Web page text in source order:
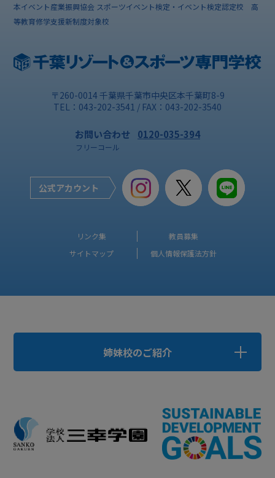
本イベント産業振興協会 スポーツイベント検定・イベント検定認定校 高
等教育修学支援新制度対象校
〒260-0014 千葉県千葉市中央区本千葉町8-9
TEL：043-202-3541 / FAX：043-202-3540
お問い合わせ 0120-035-394
フリーコール
公式アカウント
リンク集
教員募集
サイトマップ
個人情報保護法方針
姉妹校のご紹介